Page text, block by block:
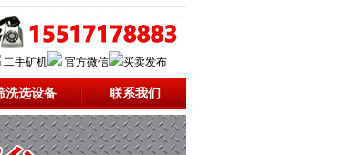
二手矿机 官方微信 买卖发布
洗选设备 联系我们